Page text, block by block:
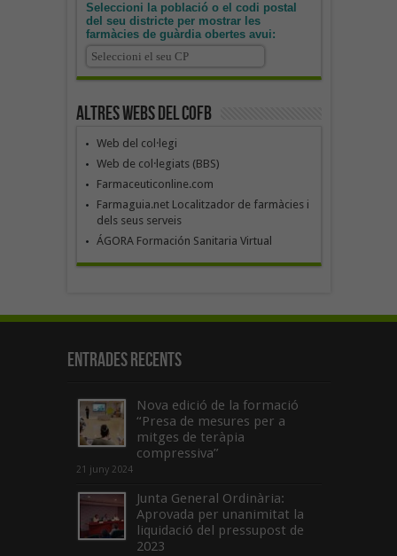
Seleccioni la població o el codi postal
del seu districte per mostrar les
farmàcies de guàrdia obertes avui:
Altres webs del COFB
Web del col·legi
Web de col·legiats (BBS)
Farmaceuticonline.com
Farmaguia.net Localitzador de farmàcies i
dels seus serveis
ÁGORA Formación Sanitaria Virtual
Entrades recents
Nova edició de la formació
“Presa de mesures per a
mitges de teràpia
compressiva”
21 juny 2024
Junta General Ordinària:
Aprovada per unanimitat la
liquidació del pressupost de
2023